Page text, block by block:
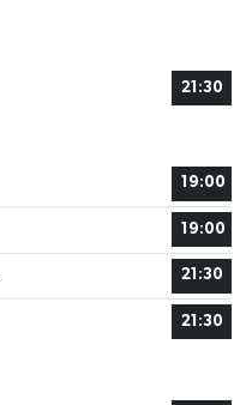
21:30
19:00
19:00
21:30
21:30